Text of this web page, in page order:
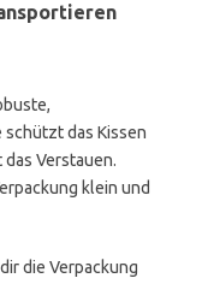
das Kissen
Verstauen.
klein und
die Verpackung